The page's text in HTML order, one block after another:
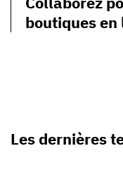
boutiques
Les dernières